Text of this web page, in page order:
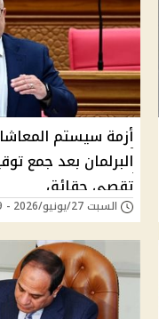
أزمة سيستم
البرلمان بعد جمع
تقصي حقائق
السبت 27/يونيو/2026 - 12:39 م